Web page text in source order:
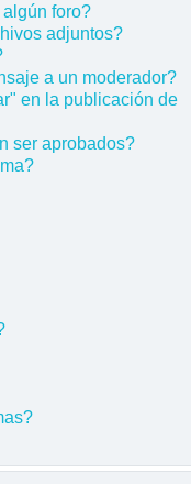
foro?
adjuntos?
a un moderador?
en la publicación de
ser aprobados?